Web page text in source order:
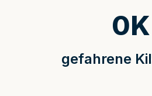
gefahrene
0K